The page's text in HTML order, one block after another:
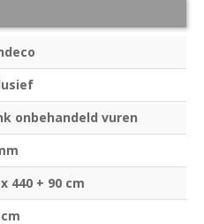
onbehandeld vuren
440 + 90 cm